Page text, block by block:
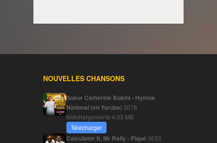
NOUVELLES CHANSONS
Soeur Catherine Bokini - Hymne
National (en Yoruba) 3078
téléchargements4.03 MB
Télécharger
Calculator ft. Mr Rally - Piqué 3633